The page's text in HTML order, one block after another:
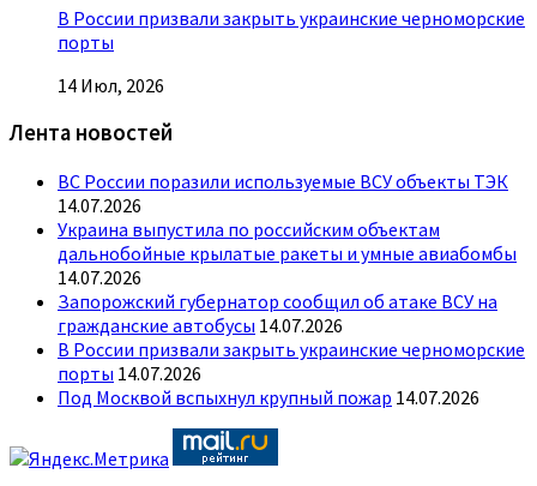
В России призвали закрыть украинские черноморские
порты
14 Июл, 2026
Лента новостей
ВС России поразили используемые ВСУ объекты ТЭК
14.07.2026
Украина выпустила по российским объектам
дальнобойные крылатые ракеты и умные авиабомбы
14.07.2026
Запорожский губернатор сообщил об атаке ВСУ на
гражданские автобусы 14.07.2026
В России призвали закрыть украинские черноморские
порты 14.07.2026
Под Москвой вспыхнул крупный пожар 14.07.2026